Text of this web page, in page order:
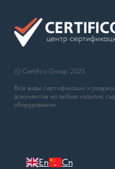
© Certifico Group, 2025
Все виды сертификации и
документов на любые изделия,
оборудование
En Cn